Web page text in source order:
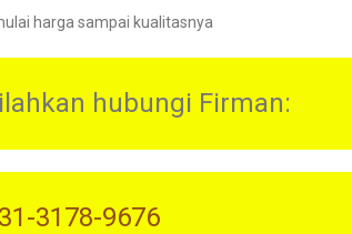
harga sampai kualitasnya
hubungi Firman:
3178-9676